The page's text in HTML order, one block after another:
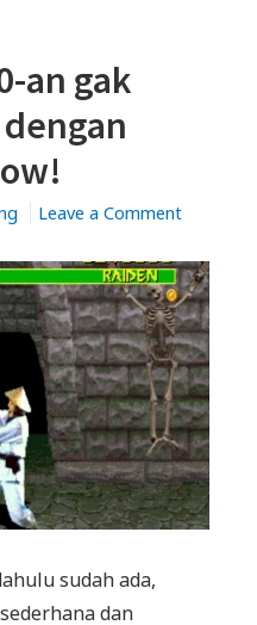
an gak
Leave a Commenton
tahun
90-
an
gak
kalah
serunya
dengan
game
jaman
sudah ada,
dan